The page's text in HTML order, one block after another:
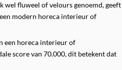
fluweel of velours genoemd, geeft
modern horeca interieur of
een horeca interieur of
score van 70.000, dit betekent dat